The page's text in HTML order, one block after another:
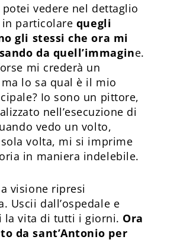
vedere nel dettaglio
particolare quegli
gli stessi che ora mi
da quell’immagine.
mi crederà un
lo sa qual è il mio
Io sono un pittore,
nell’esecuzione di
vedo un volto,
volta, mi si imprime
in maniera indelebile.
visione ripresi
Uscii dall’ospedale e
la vita di tutti i giorni. Ora
da sant’Antonio per